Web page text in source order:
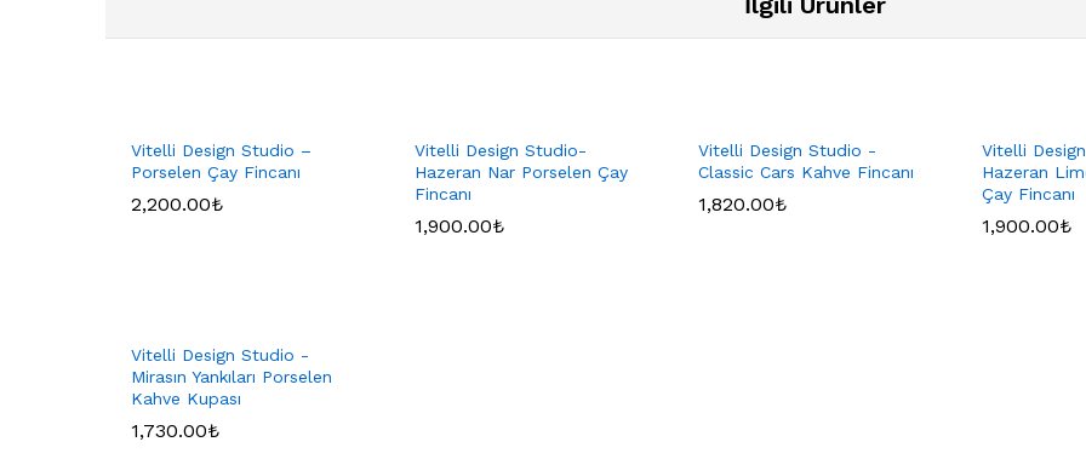
Vitelli Design Studio –
Porselen Çay Fincanı
2,200.00₺
Vitelli Design Studio-
Hazeran Nar Porselen Çay
Fincanı
1,900.00₺
Vitelli Design Studio -
Classic Cars Kahve Fincanı
1,820.00₺
Vitelli
Hazeran
Çay Fincanı
1,900.00₺
Vitelli Design Studio -
Mirasın Yankıları Porselen
Kahve Kupası
1,730.00₺